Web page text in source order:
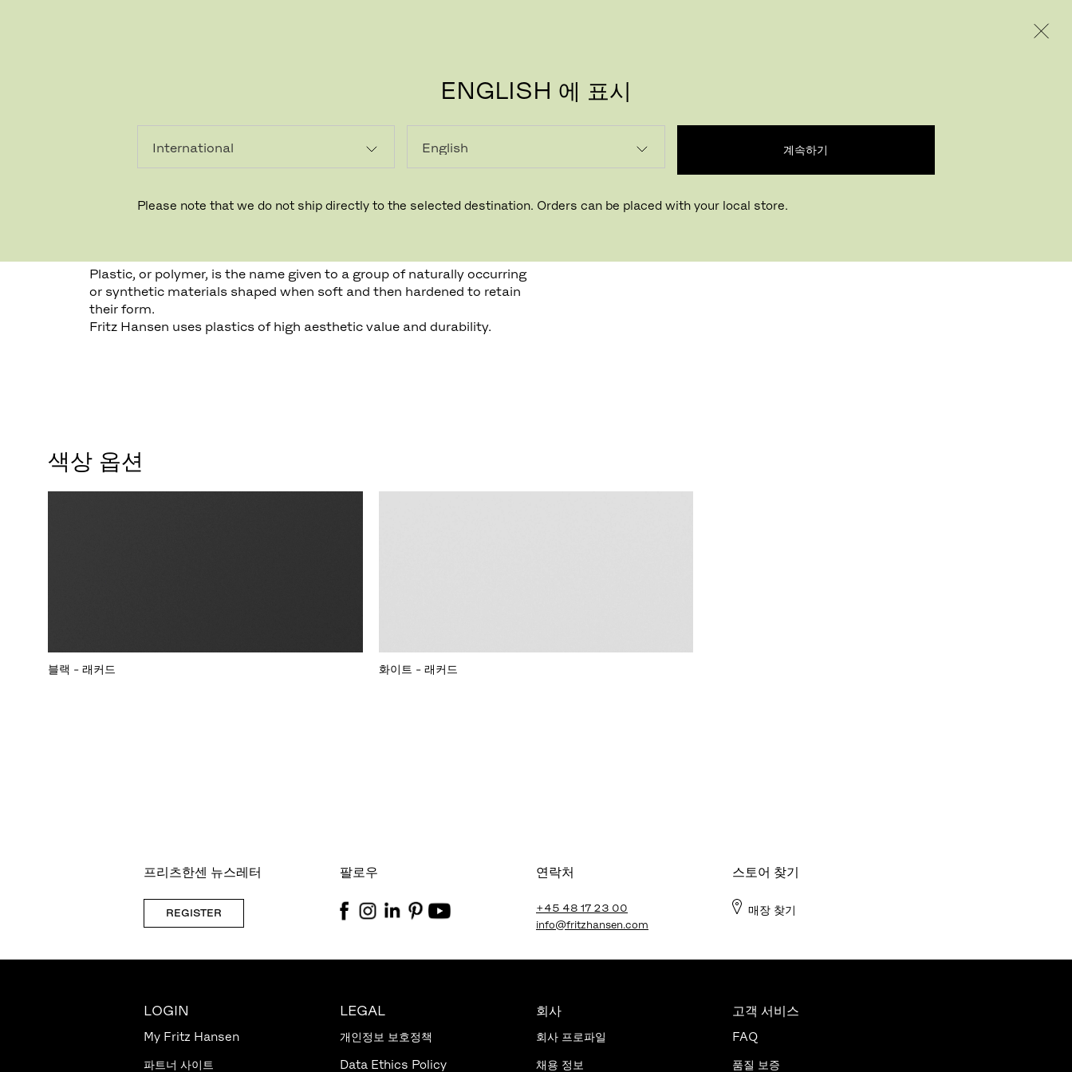
ENGLISH 에 표시
계속하기
Please note that we do not ship directly to the selected destination. Orders can be placed with your local store.
플라스틱 (PA)
Plastic, or polymer, is the name given to a group of naturally occurring
or synthetic materials shaped when soft and then hardened to retain
their form.
Fritz Hansen uses plastics of high aesthetic value and durability.
색상 옵션
블랙 - 래커드 화이트 - 래커드
프리츠한센 뉴스레터
REGISTER
팔로우 연락처
+45 48 17 23 00
info@fritzhansen.com
스토어 찾기
매장 찾기
LOGIN
My Fritz Hansen
파트너 사이트
LEGAL
개인정보 보호정책
Data Ethics Policy
회사
회사 프로파일
채용 정보
고객 서비스
FAQ
품질 보증